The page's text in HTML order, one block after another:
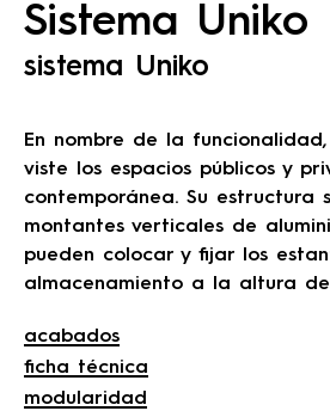
Sistema Uniko
sistema Uniko
En nombre de la
viste los espacios públicos y
contemporánea. Su estructura
montantes verticales de
pueden colocar y fijar los
almacenamiento a la altura
acabados
ficha técnica
modularidad